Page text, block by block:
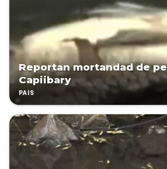
Reportan mortandad de
Capiibary
PAÍS